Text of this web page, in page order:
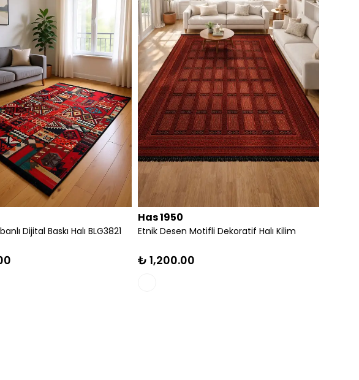
Parkur Eğlenceli Yarış Yolları Çocuk Oyun
Çarpım Tablosu Eğitici Çocuk Odası